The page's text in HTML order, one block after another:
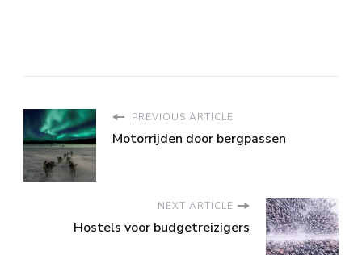
PREVIOUS ARTICLE
Motorrijden door bergpassen
NEXT ARTICLE
Hostels voor budgetreizigers